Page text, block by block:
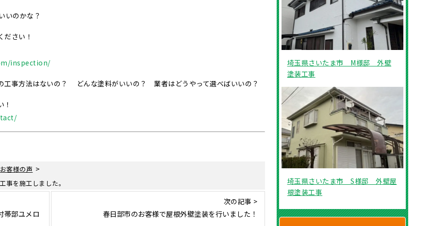
いのかな？
さい！
inspection/
工事方法はないの？ どんな塗料がいいの？ 業者はどうやって選べばいいの？
お客様の声 >
事を施工しました。
帯部ユメロ
次の記事 >
春日部市のお客様で屋根外壁塗装を行いました！
埼玉県さいたま市 M様邸 外壁
塗装工事
埼玉県さいたま市 S様邸 外壁屋
根塗装工事